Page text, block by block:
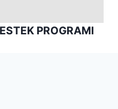
PROGRAMI